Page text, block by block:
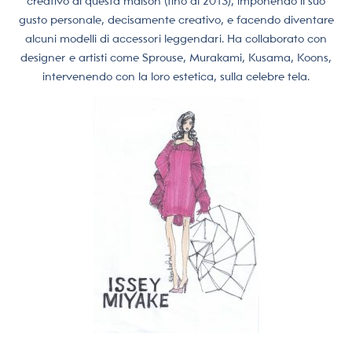
gusto personale, decisamente creativo, e facendo diventare
alcuni modelli di accessori leggendari. Ha collaborato con
designer e artisti come Sprouse, Murakami, Kusama, Koons,
intervenendo con la loro estetica, sulla celebre tela.